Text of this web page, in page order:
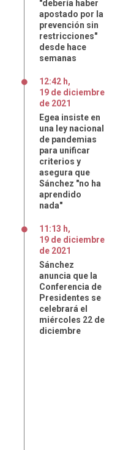
"debería haber
apostado por la
prevención sin
restricciones"
desde hace
semanas
12:42 h,
19 de diciembre
de 2021
Egea insiste en
una ley nacional
de pandemias
para unificar
criterios y
asegura que
Sánchez "no ha
aprendido
nada"
11:13 h,
19 de diciembre
de 2021
Sánchez
anuncia que la
Conferencia de
Presidentes se
celebrará el
miércoles 22 de
diciembre